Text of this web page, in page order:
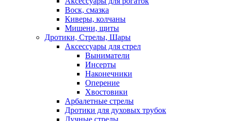
Воск, смазка
Киверы, колчаны
Мишени, щиты
Дротики, Стрелы, Шары
Аксессуары для стрел
Выниматели
Инсерты
Наконечники
Оперение
Хвостовики
Арбалетные стрелы
Дротики для духовых трубок
Лучные стрелы